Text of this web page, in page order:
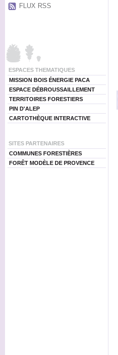
FLUX RSS
ESPACES THEMATIQUES
MISSION BOIS ÉNERGIE PACA
ESPACE DÉBROUSSAILLEMENT
TERRITOIRES FORESTIERS
PIN D'ALEP
CARTOTHÈQUE INTERACTIVE
SITES PARTENAIRES
COMMUNES FORESTIÈRES
FORÊT MODÈLE DE PROVENCE